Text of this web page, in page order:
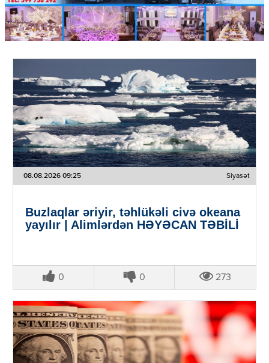
08.08.2026 09:25 Siyasət
Buzlaqlar əriyir, təhlükəli civə okeana
yayılır | Alimlərdən HƏYƏCAN TƏBİLİ
0 0 273